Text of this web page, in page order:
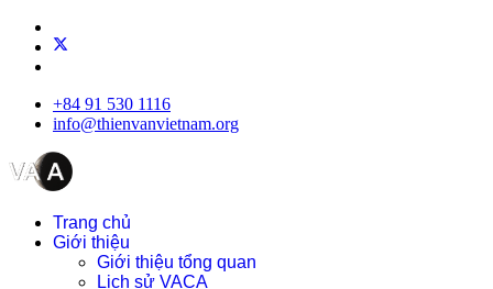
+84 91 530 1116
info@thienvanvietnam.org
Trang chủ
Giới thiệu
Giới thiệu tổng quan
Lịch sử VACA